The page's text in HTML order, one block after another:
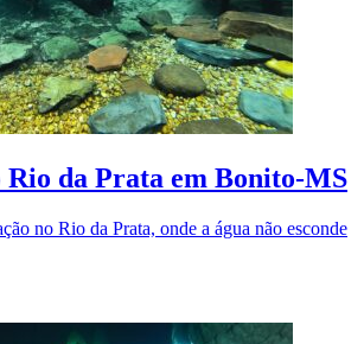
Rio da Prata em Bonito-MS
no Rio da Prata, onde a água não esconde